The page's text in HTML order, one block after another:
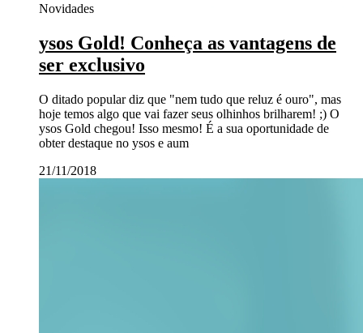
Novidades
ysos Gold! Conheça as vantagens de
ser exclusivo
O ditado popular diz que "nem tudo que reluz é ouro", mas
hoje temos algo que vai fazer seus olhinhos brilharem! ;) O
ysos Gold chegou! Isso mesmo! É a sua oportunidade de
obter destaque no ysos e aum
21/11/2018